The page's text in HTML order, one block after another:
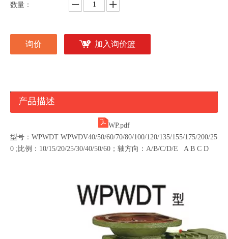
数量：
询价 加入询价篮
产品描述
WP.pdf
型号：WPWDT WPWDV40/50/60/70/80/100/120/135/155/175/200/25
0 ;比例：10/15/20/25/30/40/50/60；轴方向：A/B/C/D/E A B C D